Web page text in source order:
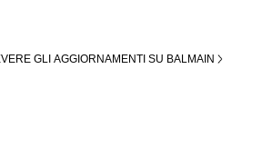
GLI AGGIORNAMENTI SU BALMAIN